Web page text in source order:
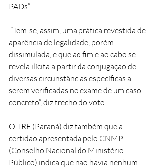
PADs”...
aparência de legalidade, porém
dissimulada, e que ao fim e ao cabo se
revela ilícita a partir da conjugação de
diversas circunstâncias específicas a
serem verificadas no exame de um caso
concreto”, diz trecho do voto.
O TRE (Paraná) diz também que a
certidão apresentada pelo CNMP
(Conselho Nacional do Ministério
Público) indica que não havia nenhum